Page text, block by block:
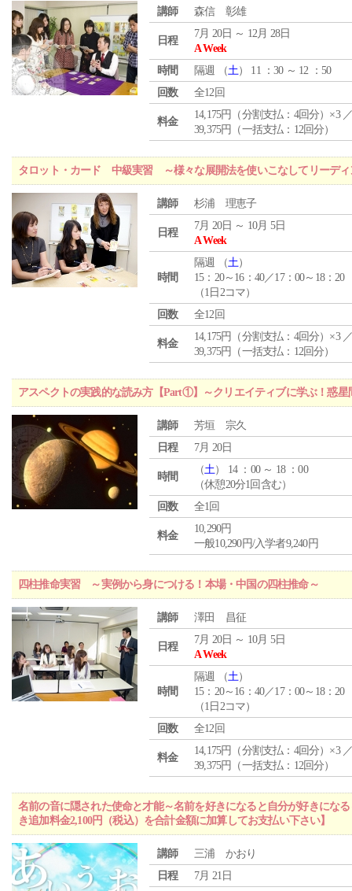
講師 森信 彰雄
日程
7月 20日 ～ 12月 28日
A Week
時間
隔週 （土） 11 ：30 ～ 12 ：50
回数
全12回
料金
14,175円（分割支払：4回分）×3
39,375円（一括支払：12回分）
タロット・カード 中級実習 ～様々な展開法を使いこなしてリーディ
講師 杉浦 理恵子
日程
7月 20日 ～ 10月 5日
A Week
時間
隔週 （土）
15：20～16：40／17：00～18：20
（1日2コマ）
回数
全12回
料金
14,175円（分割支払：4回分）×3
39,375円（一括支払：12回分）
アスペクトの実践的な読み方【Part①】～クリエイティブに学ぶ！惑
講師
芳垣 宗久
日程
7月 20日
時間
（土） 14 ：00 ～ 18 ：00
（休憩20分1回含む）
回数
全1回
料金
10,290円
一般10,290円/入学者9,240円
四柱推命実習 ～実例から身につける！本場・中国の四柱推命～
講師 澤田 昌征
日程
7月 20日 ～ 10月 5日
A Week
時間
隔週 （土）
15：20～16：40／17：00～18：20
（1日2コマ）
回数
全12回
料金
14,175円（分割支払：4回分）×3
39,375円（一括支払：12回分）
名前の音に隠された使命と才能～名前を好きになると自分が好きにな
き追加料金2,100円（税込）を合計金額に加算してお支払い下さい】
講師
三浦 かおり
日程
7月 21日